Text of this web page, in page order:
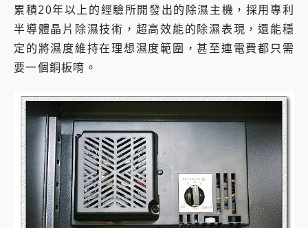
累積20年以上的經驗所開發出的除濕主機，採用專利
半導體晶片除濕技術，超高效能的除濕表現，還能穩
定的將濕度維持在理想濕度範圍，甚至連電費都只需
要一個銅板唷。